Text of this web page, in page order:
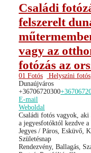
Családi
felszerelt
vagy az
fotózás az
01 Fotós Helyszíni fotós
Dunaújváros
+36706720300
E-mail
Weboldal
Családi fotós vagyok,
a jegyesfotóktól kezdve a
Jegyes / Páros, Esküvő,
Születésnap
Rendezvény, Ballagás,